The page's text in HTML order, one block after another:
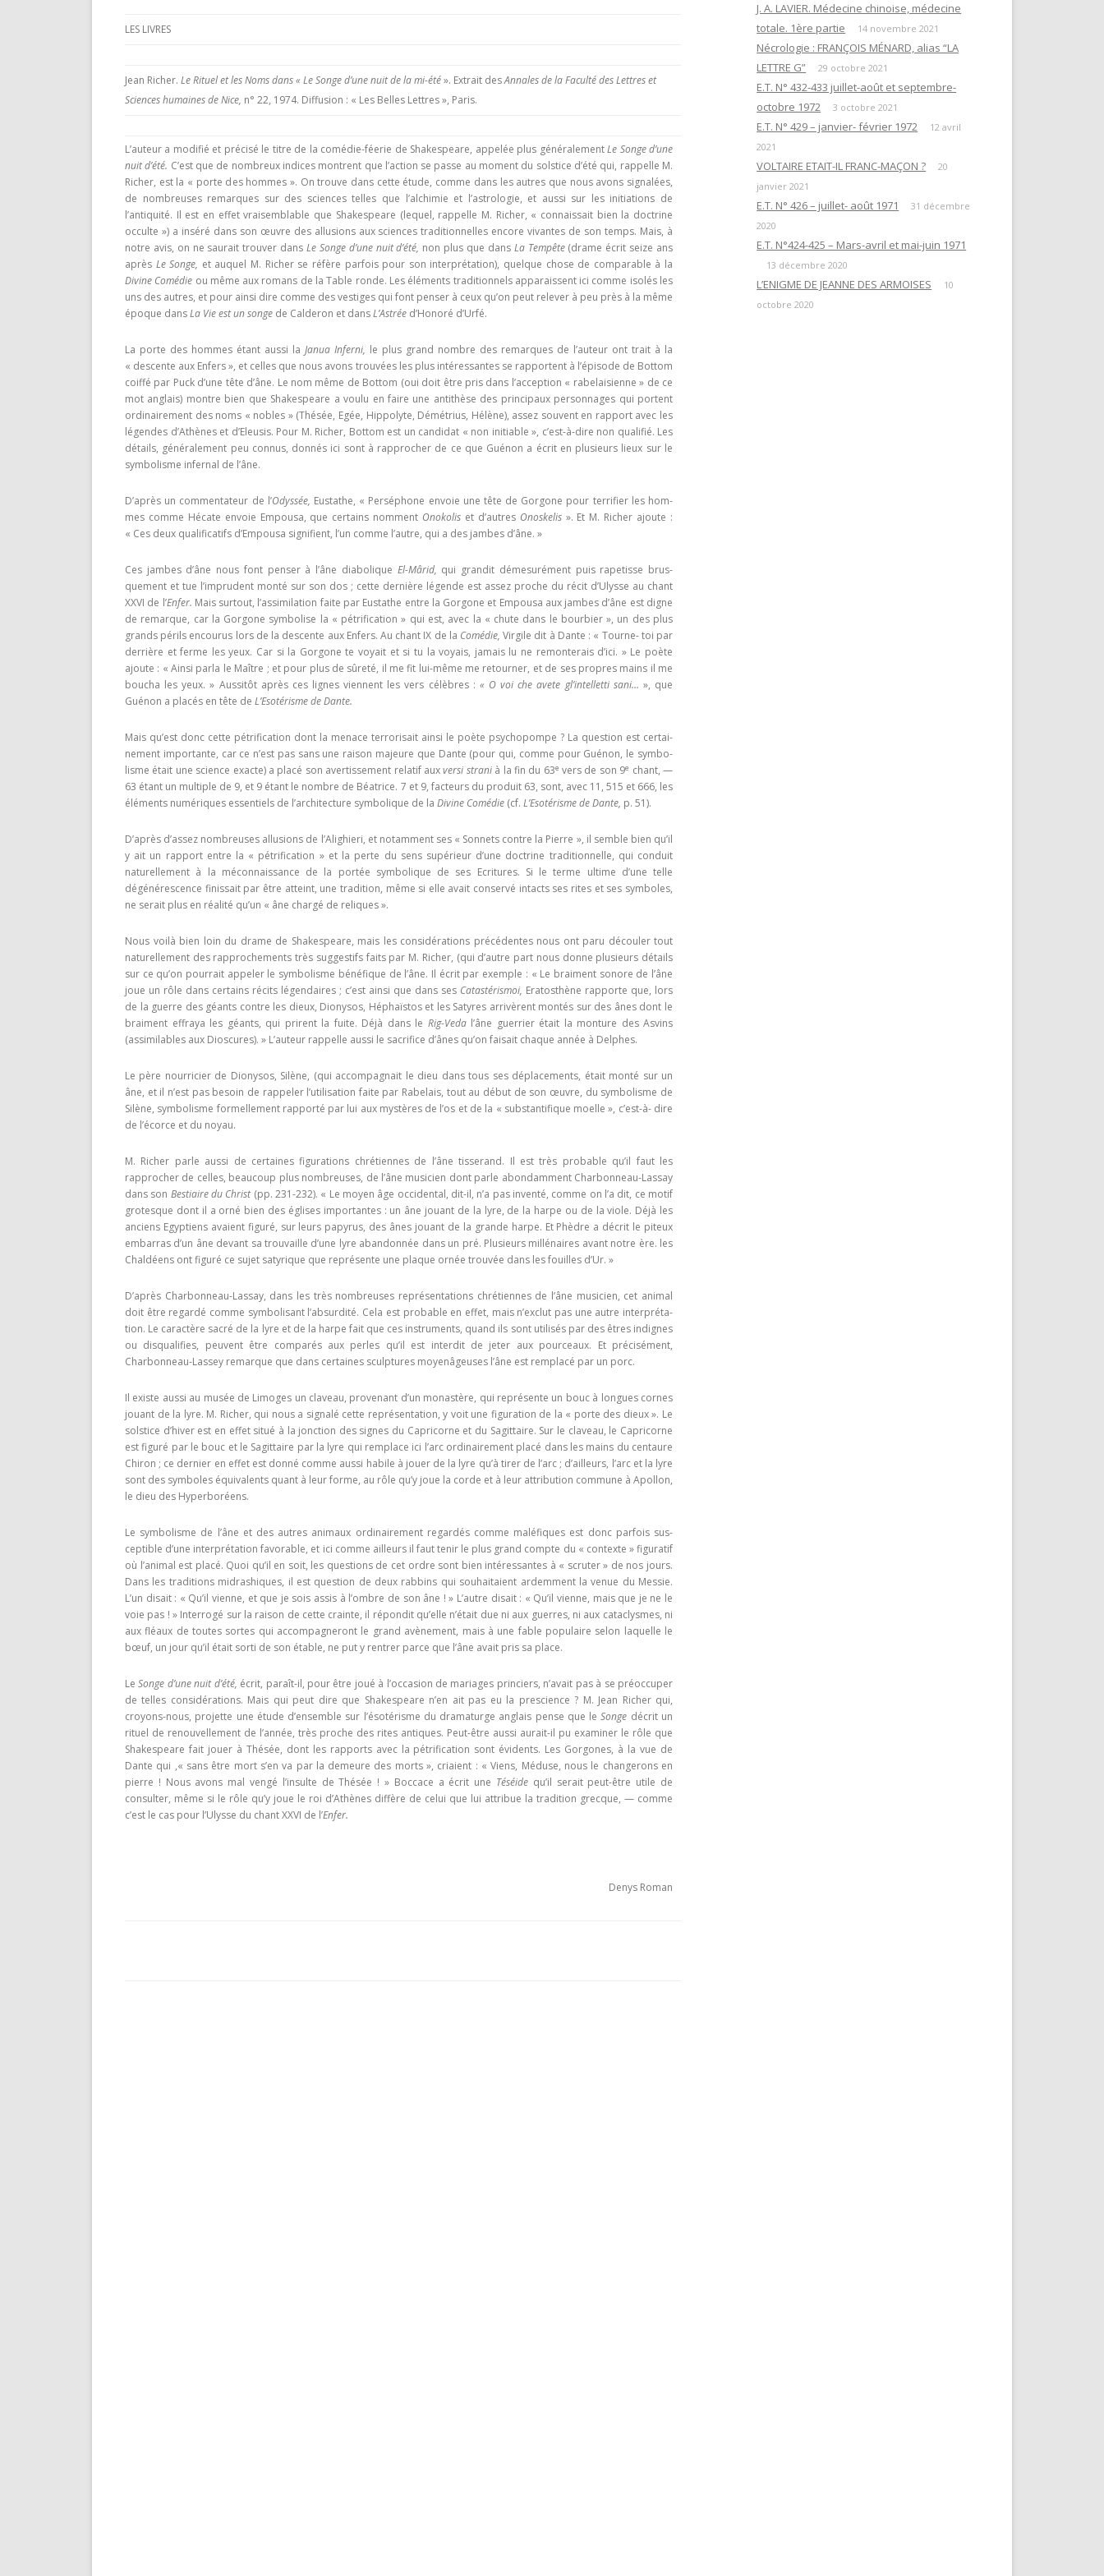
DEC 1970 1ÈRE PARTIE
E.T. N° 418 MARS-AVRIL 1970
E.T. ANNEES 1968-1969
E.T. N° 416 NOVEMBRE –
DÉCEMBRE 1969- 2ÈME PARTIE
E.T. N° 416 NOVEMBRE –
DÉCEMBRE 1969- 1ÈRE PARTIE
E.T. N° 415 SEPTEMBRE-OCTOBRE
1969
E.T. N° 414 JUILLET-AOÛT 1969
MAI-JUIN 1969
E.T. N° 411 JANVIER-FÉVRIER 1969
E.T. N° 409-410 SEPT. ET NOV.-
DÉC.1968
AOÛT 1968
E.T. ANNEES 1966 – 1967
E.T. N° 404. NOVEMBRE-
DÉCEMBRE 1967
E.T. N°402-403 07-08 ET 09-10
1967
E.T. N° 400. MARS-AVRIL 1967
E.T. N°396-397 : 07-08 ET 09-10
1966
E.T. N° 395 MAI-JUIN 1966
E.T. N° 394 MARS AVRIL 1966
E.T. ANNEES 1951 À 1953 E.T. N° 305, JANVIER FÉVRIER 1953
E.T. N°304, DÉCEMBRE 1952
E.T. N° 303, OCTOBRE-NOVEMBRE
1952
E.T. N° 298, MARS 1952
E. T. N 297, JANV.-FÉV. 1952
E. T. Nº 296, DÉC. 1951
E. T. Nº 291, AVRIL-MAI 1951
JEAN RICHER, DELPHES, DÉLOS ET
CUMES
LAMBSPRINCK, LA PIERRE
PHILOSOPHALE
VERNANT ET VIDAL-NAQUET.
MYTHE ET TRAGÉDIE EN GRÈCE
PERNÉTY. LES FABLES
ÉGYPTIENNES DÉVOILÉES
ANDRÉ BILLY. STANISLAS DE
MAGISTER. MANUAL DEL
MAGISTER. MANUAL DEL
MAESTRO.
MAGISTER. MANUAL DEL
MAESTRO SECRETO.
JEAN-PAUL GARNIER. BARRAS, ROI
DU DIRECTOIRE.
LES DOUZE TRAVAUX D’HERCULE
« QUESTIONS DE RITUELS »
SUIVANT L’ŒUVRE DE R. GUÉNON
ET SES LETTRES À M. MAUGY / D.
MAÇONNERIE PAR L’HERMÉTISME
MAÇONNERIE”
AVERTISSEMENT
L’ARCHE VIVANTE DES SYMBOLES SUR UN ARTICLE DE VLT
LES LIVRES
Jean Richer. Le Rituel et les Noms dans « Le Songe d’une nuit de la mi-été». Extrait desAnnales de la Faculté des Lettres et
Sciences humaines de Nice, n° 22, 1974. Diffusion : « Les Belles Lettres », Paris.
L’auteur a modifié et précisé le titre de la comédie-féerie de Shakespeare, appelée plus généralementLe Songe d’une
nuit d’été. C’est que de nombreux indices montrent que l’action se passe au moment du solstice d’été qui, rappelle M.
Richer, est la « porte des hommes ». On trouve dans cette étude, comme dans les autres que nous avons signa­lées,
de nombreuses remarques sur des sciences telles que l’alchimie et l’astrologie, et aussi sur les initiations de
l’antiquité. Il est en effet vraisemblable que Shakespeare (lequel, rappelle M. Richer, « connaissait bien la doctrine
occulte ») a inséré dans son œuvre des allusions aux scien­ces traditionnelles encore vivantes de son temps. Mais, à
notre avis, on ne saurait trouver dans Le Songe d’une nuit d’été, non plus que dans La Tempête(drame écrit seize ans
après Le Songe, et auquel M. Richer se réfère parfois pour son interprétation), quelque chose de comparable à la
Divine Comédie ou même aux romans de la Table ronde. Les éléments traditionnels apparaissent ici comme isolés les
uns des autres, et pour ainsi dire comme des vestiges qui font penser à ceux qu’on peut relever à peu près à la même
époque dansLa Vie est un songe de Calderon et dansL’Astrée d’Honoré d’Urfé.
La porte des hommes étant aussi la Janua Inferni, le plus grand nombre des remarques de l’auteur ont trait à la
« descente aux Enfers », et celles que nous avons trou­vées les plus intéressantes se rapportent à l’épisode de Bottom
coiffé par Puck d’une tête d’âne. Le nom même de Bottom (oui doit être pris dans l’acception « rabelai­sienne » de ce
mot anglais) montre bien que Shakespeare a voulu en faire une antithèse des principaux personnages qui portent
ordinairement des noms « nobles » (Thésée, Egée, Hippolyte, Démétrius, Hélène), assez souvent en rap­port avec les
légendes d’Athènes et d’Eleusis. Pour M. Ri­cher, Bottom est un candidat « non initiable », c’est-à-dire non qualifié. Les
détails, généralement peu connus, donnés ici sont à rapprocher de ce que Guénon a écrit en plusieurs lieux sur le
symbolisme infernal de l’âne.
D’après un commentateur de l’Odyssée, Eustathe, « Perséphone envoie une tête de Gorgone pour terrifier les hom­
mes comme Hécate envoie Empousa, que certains nomment Onokolis et d’autres Onoskelis». Et M. Richer ajoute :
« Ces deux qualificatifs d’Empousa signifient, l’un comme l’autre, qui a des jambes d’âne. »
Ces jambes d’âne nous font penser à l’âne diabolique El-Mârid, qui grandit démesurément puis rapetisse brus­
quement et tue l’imprudent monté sur son dos ; cette der­nière légende est assez proche du récit d’Ulysse au chant
XXVI de l’Enfer. Mais surtout, l’assimilation faite par Eustathe entre la Gorgone et Empousa aux jambes d’âne est digne
de remarque, car la Gorgone symbolise la « pétrifi­cation » qui est, avec la « chute dans le bourbier », un des plus
grands périls encourus lors de la descente aux Enfers. Au chant IX de la Comédie, Virgile dit à Dante : « Tourne- toi par
derrière et ferme les yeux. Car si la Gorgone te voyait et si tu la voyais, jamais lu ne remonterais d’ici. » Le poète
ajoute : « Ainsi parla le Maître ; et pour plus de sûreté, il me fit lui-même me retourner, et de ses propres mains il me
boucha les yeux. » Aussitôt après ces lignes viennent les vers célèbres : « O voi che avete gl’intelletti sani… », que
Guénon a placés en tête de L’Esotérisme de Dante.
Mais qu’est donc cette pétrification dont la menace ter­rorisait ainsi le poète psychopompe ? La question est certai­
nement importante, car ce n’est pas sans une raison ma­jeure que Dante (pour qui, comme pour Guénon, le symbo­
lisme était une science exacte) a placé son avertissement relatif auxversi stranià la fin du 63e vers de son 9e chant, —
63 étant un multiple de 9, et 9 étant le nombre de Béatrice. 7 et 9, facteurs du produit 63, sont, avec 11, 515 et 666, les
éléments numériques essentiels de l’architecture symbolique de la Divine Comédie (cf. L’Esotérisme de Dante, p. 51).
D’après d’assez nombreuses allusions de l’Alighieri, et notamment ses « Sonnets contre la Pierre », il semble bien qu’il
y ait un rapport entre la « pétrification » et la perte du sens supérieur d’une doctrine traditionnelle, qui conduit
naturellement à la méconnaissance de la portée symbolique de ses Ecritures. Si le terme ultime d’une telle
dégénérescence finissait par être atteint, une tradition, même si elle avait conservé intacts ses rites et ses symbo­les,
ne serait plus en réalité qu’un « âne chargé de reli­ques ».
Nous voilà bien loin du drame de Shakespeare, mais les considérations précédentes nous ont paru découler tout
naturellement des rapprochements très suggestifs faits par M. Richer, (qui d’autre part nous donne plusieurs détails
sur ce qu’on pourrait appeler le symbolisme bénéfique de l’âne. Il écrit par exemple : « Le braiment sonore de l’âne
joue un rôle dans certains récits légendaires ; c’est ainsi que dans ses Catastérismoi, Eratosthène rapporte que, lors
de la guerre des géants contre les dieux, Dionysos, Héphaïstos et les Satyres arrivèrent montés sur des ânes dont le
braiment effraya les géants, qui prirent la fuite. Déjà dans le Rig-Vedal’âne guerrier était la monture des Asvins
(assimilables aux Dioscures). » L’auteur rappelle aussi le sacrifice d’ânes qu’on faisait chaque année à Delphes.
Le père nourricier de Dionysos, Silène, (qui accompa­gnait le dieu dans tous ses déplacements, était monté sur un
âne, et il n’est pas besoin de rappeler l’utilisation faite par Rabelais, tout au début de son œuvre, du symbolisme de
Silène, symbolisme formellement rapporté par lui aux mystères de l’os et de la « substantifique moelle », c’est-à- dire
de l’écorce et du noyau.
M. Richer parle aussi de certaines figurations chrétien­nes de l’âne tisserand. Il est très probable qu’il faut les
rapprocher de celles, beaucoup plus nombreuses, de l’âne musicien dont parle abondamment Charbonneau-Lassay
dans son Bestiaire du Christ(pp. 231-232). « Le moyen âge occidental, dit-il, n’a pas inventé, comme on l’a dit, ce motif
grotesque dont il a orné bien des églises importan­tes : un âne jouant de la lyre, de la harpe ou de la viole. Déjà les
anciens Egyptiens avaient figuré, sur leurs papy­rus, des ânes jouant de la grande harpe. Et Phèdre a décrit le piteux
embarras d’un âne devant sa trouvaille d’une lyre abandonnée dans un pré. Plusieurs millénaires avant notre ère. les
Chaldéens ont figuré ce sujet satyrique que représente une plaque ornée trouvée dans les fouilles d’Ur. »
D’après Charbonneau-Lassay, dans les très nombreuses représentations chrétiennes de l’âne musicien, cet animal
doit être regardé comme symbolisant l’absurdité. Cela est probable en effet, mais n’exclut pas une autre interpréta­
tion. Le caractère sacré de la lyre et de la harpe fait que ces instruments, quand ils sont utilisés par des êtres indi­gnes
ou disqualifies, peuvent être comparés aux perles qu’il est interdit de jeter aux pourceaux. Et précisément,
Charbonneau-Lassey remarque que dans certaines sculptures moyenâgeuses l’âne est remplacé par un porc.
Il existe aussi au musée de Limoges un claveau, prove­nant d’un monastère, qui représente un bouc à longues cornes
jouant de la lyre. M. Richer, qui nous a signalé cette représentation, y voit une figuration de la « porte des dieux ». Le
solstice d’hiver est en effet situé à la jonction des signes du Capricorne et du Sagittaire. Sur le claveau, le Capricorne
est figuré par le bouc et le Sagittaire par la lyre qui remplace ici l’arc ordinairement placé dans les mains du centaure
Chiron ; ce dernier en effet est donné comme aussi habile à jouer de la lyre qu’à tirer de l’arc ; d’ailleurs, l’arc et la lyre
sont des symboles équivalents quant à leur forme, au rôle qu’y joue la corde et à leur attribution commune à Apollon,
le dieu des Hyperboréens.
Le symbolisme de l’âne et des autres animaux ordinai­rement regardés comme maléfiques est donc parfois sus­
ceptible d’une interprétation favorable, et ici comme ailleurs il faut tenir le plus grand compte du « contexte » figuratif
où l’animal est placé. Quoi qu’il en soit, les ques­tions de cet ordre sont bien intéressantes à « scruter » de nos jours.
Dans les traditions midrashiques, il est question de deux rabbins qui souhaitaient ardemment la venue du Messie.
L’un disait : « Qu’il vienne, et que je sois assis à l’ombre de son âne ! » L’autre disait : « Qu’il vienne, mais que je ne le
voie pas ! » Interrogé sur la raison de cette crainte, il répondit qu’elle n’était due ni aux guerres, ni aux cataclysmes, ni
aux fléaux de toutes sortes qui accompagneront le grand avènement, mais à une fable populaire selon laquelle le
bœuf, un jour qu’il était sorti de son étable, ne put y rentrer parce que l’âne avait pris sa place.
LeSonge d’une nuit d’été, écrit, paraît-il, pour être joué à l’occasion de mariages princiers, n’avait pas à se préoc­cuper
de telles considérations. Mais qui peut dire que Shakespeare n’en ait pas eu la prescience ? M. Jean Richer qui,
croyons-nous, projette une étude d’ensemble sur l’ésotérisme du dramaturge anglais pense que leSonge décrit un
rituel de renouvellement de l’année, très proche des rites antiques. Peut-être aussi aurait-il pu examiner le rôle que
Shakespeare fait jouer à Thésée, dont les rapports avec la pétrification sont évidents. Les Gorgones, à la vue de
Dante qui ,« sans être mort s’en va par la demeure des morts », criaient : « Viens, Méduse, nous le changerons en
pierre ! Nous avons mal vengé l’insulte de Thésée ! » Boccace a écrit une Téséide qu’il serait peut-être utile de
consulter, même si le rôle qu’y joue le roi d’Athènes diffère de celui que lui attribue la tradition grecque, — comme
c’est le cas pour l’Ulysse du chant XXVI de l’Enfer.
Denys Roman
J. A. LAVIER. Médecine chinoise, médecine
totale. 1ère partie
14 novembre 2021
Nécrologie : FRANÇOIS MÉNARD, alias “LA
LETTRE G”
29 octobre 2021
E.T. N° 432-433 juillet-août et septembre-
octobre 1972
3 octobre 2021
E.T. N° 429 – janvier- février 1972
12 avril
2021
VOLTAIRE ETAIT-IL FRANC-MAÇON ?
20
janvier 2021
E.T. N° 426 – juillet- août 1971
31 décembre
2020
E.T. N°424-425 – Mars-avril et mai-juin 1971
13 décembre 2020
L’ENIGME DE JEANNE DES ARMOISES
10
octobre 2020